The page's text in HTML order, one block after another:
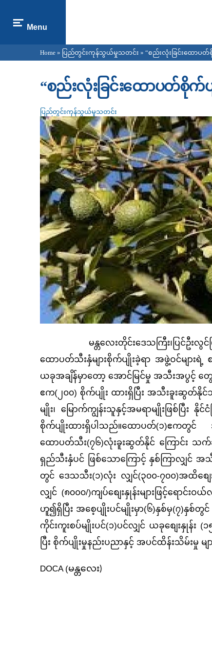
Menu
You are here
Home » ပြည်တွင်းကုန်သွယ်မှုသတင်း » “စည်းလုံးခြင်းထောပတ်
“စည်းလုံးခြင်းထောပတ်စိုက်ပ
ပြည်တွင်းကုန်သွယ်မှုသတင်း
မန္တလေးတိုင်းဒေသကြီး၊ပြင်ဦးလွင်မ
ထောပတ်သီးနှံများစိုက်ပျိုးခဲ့ရာ အဖွဲ့ဝင်မျာ
ယခုအချိန်မှာတော့ အောင်မြင်မှု အသီးအပွင့် တွ
ဧက(၂၀၀) စိုက်ပျိုး ထားရှိပြီး အသီးခူးဆွတ်နို
မျိုး၊ မြောက်ကျွန်းသူနှင့်အမရာမျိုးဖြစ်ပြီး နို
စိုက်ပျိုးထားရှိပါသည်။ထောပတ်(၁)ဧကတွင်
ထောပတ်သီး(၇၆)လုံးခူးဆွတ်နိုင် ကြောင်း သက်
ရှည်သီးနှံပင် ဖြစ်သောကြောင့် နှစ်ကြာလျှင်
တွင် ဒေသသီး(၁)လုံး လျှင်(၃၀၀-၇၀၀)အထိစျေးရှိပ
လျှင် (၈၀၀၀/)ကျပ်စျေးနှုန်းများဖြင့်ရောင်
ဟူ၍ရှိပြီး အစေ့ပျိုးပင်မျိုးမှာ(၆)နှစ်မှ(၇)နှစ်
ကိုင်းကူးစပ်မျိုးပင်(၁)ပင်လျှင် ယခုစျေးနှုန်း
ပြီး စိုက်ပျိုးမှုနည်းပညာနှင့် အပင်ထိန်းသိမ်းမှု
DOCA (မန္တလေး)